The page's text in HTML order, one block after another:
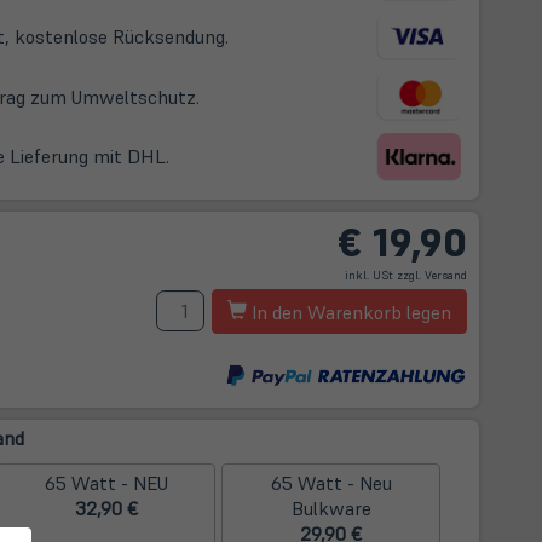
kostenlose Rücksendung.
zum Umweltschutz.
Lieferung mit DHL.
€ 19,90
inkl. USt zzgl. Versand
neuem
In den Warenkorb legen
65 Watt - NEU
32,90 €
65 Watt - Neu
Bulkware
29,90 €